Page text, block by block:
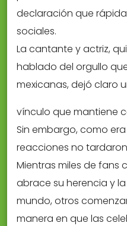
declaración que
sociales.
La cantante y actriz,
hablado del orgullo
mexicanas, dejó claro
vínculo que mantiene
Sin embargo, como
reacciones no
Mientras miles de fans
abrace su herencia y
mundo, otros
manera en que las